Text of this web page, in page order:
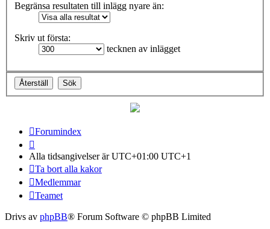
Begränsa resultaten till inlägg nyare än:
Skriv ut första:
tecknen av inlägget
Forumindex
Alla tidsangivelser är UTC+01:00 UTC+1
Ta bort alla kakor
Medlemmar
Teamet
Drivs av phpBB® Forum Software © phpBB Limited